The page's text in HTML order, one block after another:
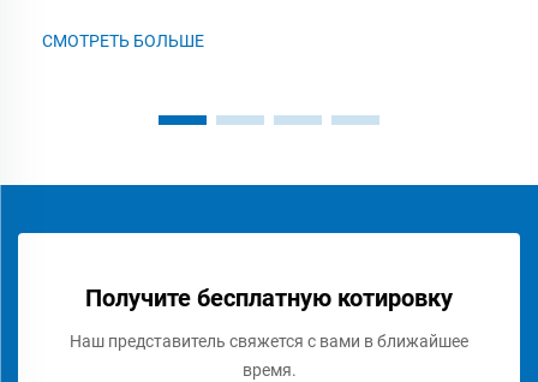
СМОТРЕТЬ БОЛЬШЕ
Получите бесплатную котировку
Наш представитель свяжется с вами в ближайшее
время.